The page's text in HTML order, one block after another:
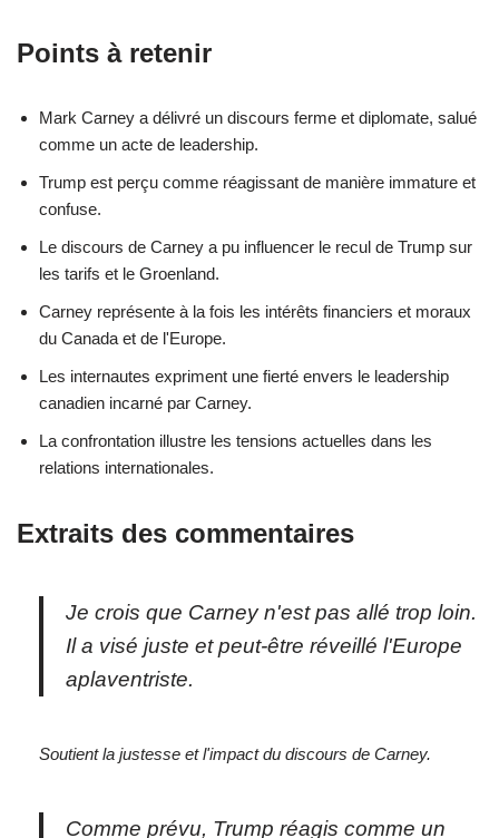
Points à retenir
Mark Carney a délivré un discours ferme et diplomate, salué
comme un acte de leadership.
Trump est perçu comme réagissant de manière immature et
confuse.
Le discours de Carney a pu influencer le recul de Trump sur
les tarifs et le Groenland.
Carney représente à la fois les intérêts financiers et moraux
du Canada et de l'Europe.
Les internautes expriment une fierté envers le leadership
canadien incarné par Carney.
La confrontation illustre les tensions actuelles dans les
relations internationales.
Extraits des commentaires
Je crois que Carney n'est pas allé trop loin.
Il a visé juste et peut-être réveillé l'Europe
aplaventriste.
Soutient la justesse et l'impact du discours de Carney.
Comme prévu, Trump réagis comme un